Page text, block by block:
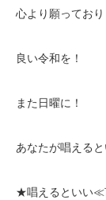
心より願っており
良い令和を！
また日曜に！
あなたが唱える
★唱えるといい≪